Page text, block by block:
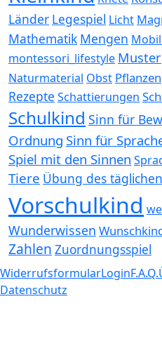
Länder Legespiel Licht
Mathematik Mengen
montessori_lifestyle Muster
Naturmaterial Obst Pflanzen
Rezepte Schattierungen
Schulkind Sinn für
Ordnung Sinn für
Spiel mit den Sinnen
Tiere Übung des
Vorschulkind
Wunderwissen
Zahlen Zuordnungsspiel
WiderrufsformularLoginF.A.Q.
Datenschutz